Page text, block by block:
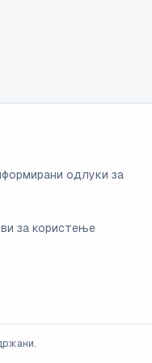
одлуки за
за користење